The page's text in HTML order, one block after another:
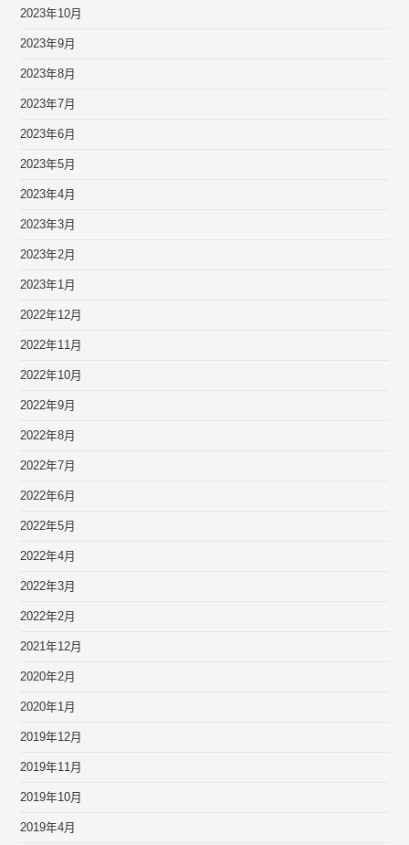
2023年10月
2023年9月
2023年8月
2023年7月
2023年6月
2023年5月
2023年4月
2023年3月
2023年2月
2023年1月
2022年12月
2022年11月
2022年10月
2022年9月
2022年8月
2022年7月
2022年6月
2022年5月
2022年4月
2022年3月
2022年2月
2021年12月
2020年2月
2020年1月
2019年12月
2019年11月
2019年10月
2019年4月